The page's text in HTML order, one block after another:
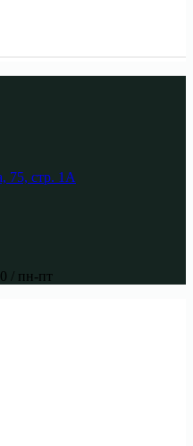
75, стр. 1А
/ пн-пт